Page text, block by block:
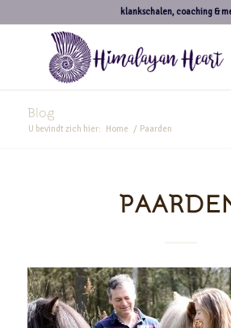
klankschalen, coaching &
Blog
U bevindt zich hier: Home / Paarden